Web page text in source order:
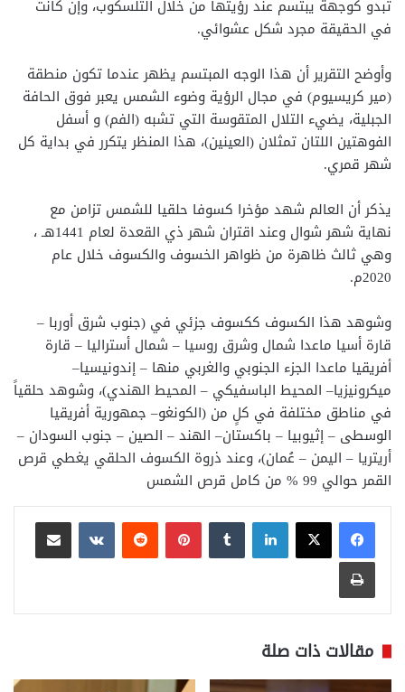
تبدو كوجهة يبتسم عند رؤيتها من خلال التلسكوب، وإن كانت
في الحقيقة مجرد شكل عشوائي.
وأوضح التقرير أن هذا الوجه المبتسم يظهر عندما تكون منطقة
(مير كريسيوم) في مجال الرؤية وضوء الشمس يعبر فوق الحافة
الجبلية، يضيء التلال المتقوسة التي تشبه (الفم) و أسفل
الفوهتين اللتان تمثلان (العينين)، هذا المنظر يتكرر في بداية كل
شهر قمري.
يذكر أن العالم شهد مؤخرا كسوفا حلقيا للشمس تزامن مع
نهاية شهر شوال وعند اقتران شهر ذي القعدة لعام 1441هـ ،
وهي ثالث ظاهرة من ظواهر الخسوف والكسوف خلال عام
2020م.
وشوهد هذا الكسوف ككسوف جزئي في (جنوب شرق أوربا –
قارة أسيا ماعدا شمال وشرق روسيا – شمال أستراليا – قارة
أفريقيا ماعدا الجزء الجنوبي والغربي منها – إندونيسيا–
ميكرونيزيا– المحيط الباسفيكي – المحيط الهندي)، وشوهد حلقياً
في مناطق مختلفة في كلٍ من (الكونغو– جمهورية أفريقيا
الوسطى – إثيوبيا – باكستان– الهند – الصين – جنوب السودان –
أريتريا – اليمن – عُمان)، وعند ذروة الكسوف الحلقي يغطي قرص
القمر حوالي 99 % من كامل قرص الشمس
لينكدإن بينتيريست
مشاركة عبر البريد
طباعة
مقالات ذات صلة